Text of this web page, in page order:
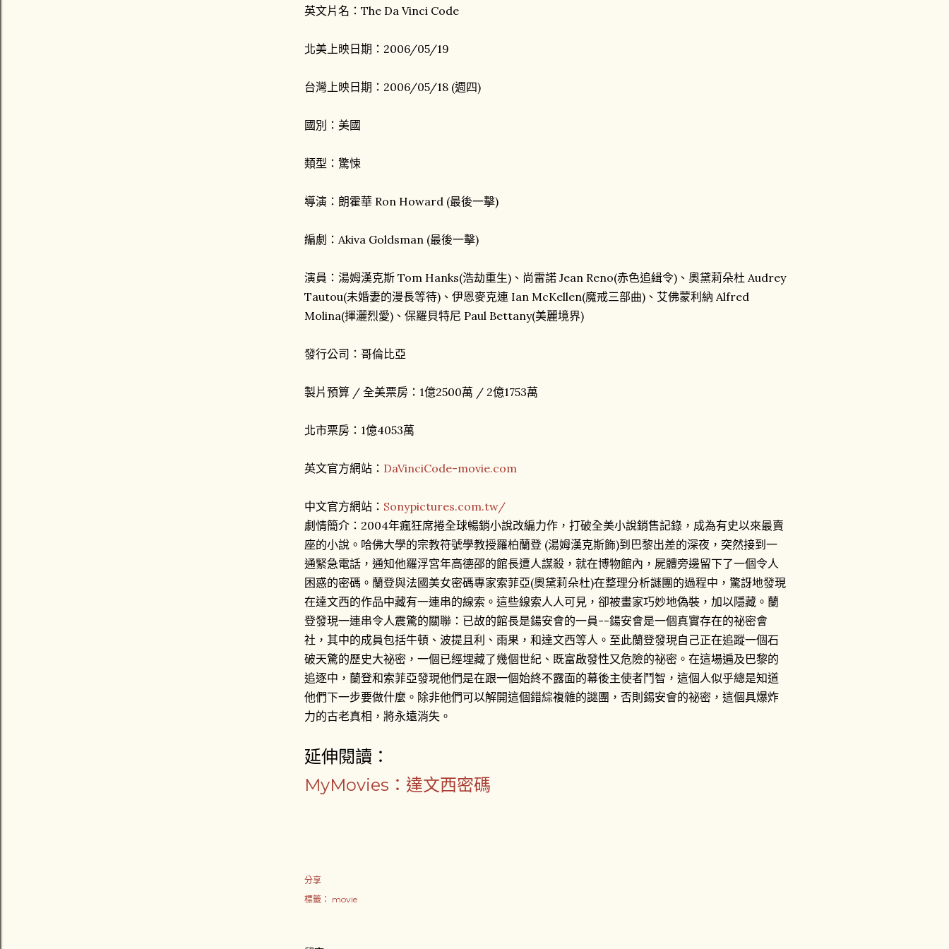
英文片名：The Da Vinci Code
北美上映日期：2006/05/19
台灣上映日期：2006/05/18 (週四)
國別：美國
類型：驚悚
導演：朗霍華 Ron Howard (最後一擊)
編劇：Akiva Goldsman (最後一擊)
演員：湯姆漢克斯 Tom Hanks(浩劫重生)、尚雷諾 Jean Reno(赤色追緝令)、奧黛莉朵杜 Audrey
Tautou(未婚妻的漫長等待)、伊恩麥克連 Ian McKellen(魔戒三部曲)、艾佛蒙利納 Alfred
Molina(揮灑烈愛)、保羅貝特尼 Paul Bettany(美麗境界)
發行公司：哥倫比亞
製片預算 / 全美票房：1億2500萬 / 2億1753萬
北市票房：1億4053萬
英文官方網站： DaVinciCode-movie.com
中文官方網站： Sonypictures.com.tw/
劇情簡介：2004年瘋狂席捲全球暢銷小說改編力作，打破全美小說銷售記錄，成為有史以來最賣
座的小說。哈佛大學的宗教符號學教授羅柏蘭登 (湯姆漢克斯飾)到巴黎出差的深夜，突然接到一
通緊急電話，通知他羅浮宮年高德邵的館長遭人謀殺，就在博物館內，屍體旁邊留下了一個令人
困惑的密碼。蘭登與法國美女密碼專家索菲亞(奧黛莉朵杜)在整理分析謎團的過程中，驚訝地發現
在達文西的作品中藏有一連串的線索。這些線索人人可見，卻被畫家巧妙地偽裝，加以隱藏。蘭
登發現一連串令人震驚的關聯：已故的館長是鍚安會的一員--鍚安會是一個真實存在的祕密會
社，其中的成員包括牛頓、波提且利、雨果，和達文西等人。至此蘭登發現自己正在追蹤一個石
破天驚的歷史大祕密，一個已經埋藏了幾個世紀、既富啟發性又危險的祕密。在這場遍及巴黎的
追逐中，蘭登和索菲亞發現他們是在跟一個始終不露面的幕後主使者鬥智，這個人似乎總是知道
他們下一步要做什麼。除非他們可以解開這個錯綜複雜的謎團，否則錫安會的祕密，這個具爆炸
力的古老真相，將永遠消失。
延伸閱讀：
MyMovies：達文西密碼
分享
標籤： movie